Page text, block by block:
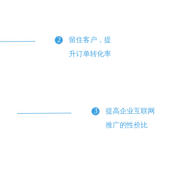
2
留住客户，提
升订单转化率
3
提高企业互联网
推广的性价比